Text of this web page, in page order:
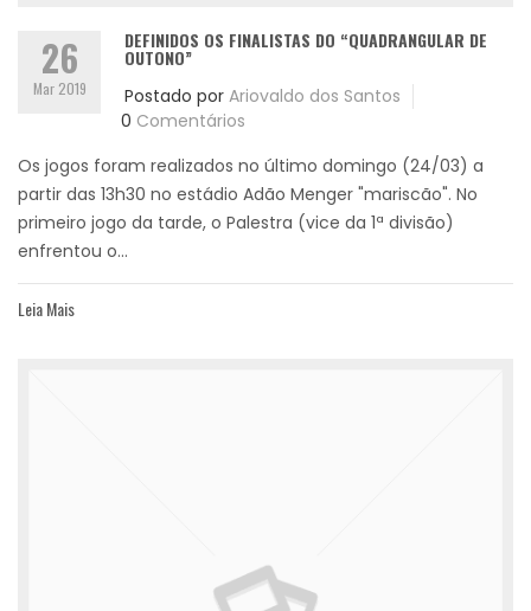
26
Mar 2019
DEFINIDOS OS FINALISTAS DO “QUADRANGULAR DE
OUTONO”
Postado por Ariovaldo dos Santos
0 Comentários
Os jogos foram realizados no último domingo (24/03) a
partir das 13h30 no estádio Adão Menger "mariscão". No
primeiro jogo da tarde, o Palestra (vice da 1ª divisão)
enfrentou o...
Leia Mais